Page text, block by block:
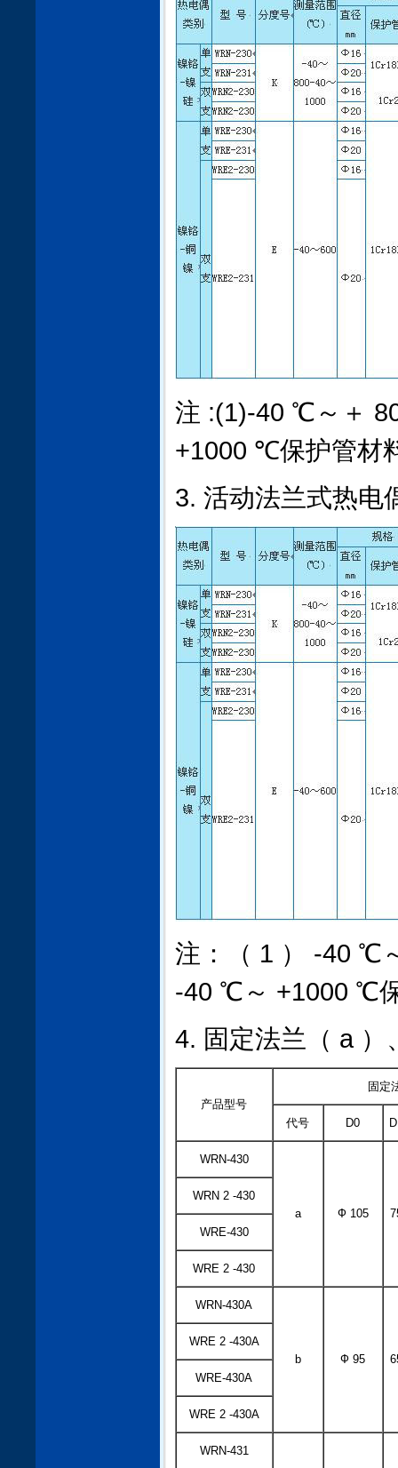
注 :(1)-40 ℃～＋
+1000 ℃保护管材
3. 活动法兰式热电
注：（ 1 ） -40 ℃
-40 ℃～ +1000 ℃
4. 固定法兰（ a ）
产品型号
固定
代号 D0
WRN-430
a Ф 105
WRN 2 -430
WRE-430
WRE 2 -430
WRN-430A
b Ф 95
WRE 2 -430A
WRE-430A
WRE 2 -430A
WRN-431